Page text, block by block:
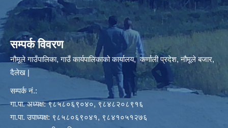
सम्पर्क विवरण
नौमूले गाउँपालिका, गाउँ कार्यपालिकाको कार्यालय, कर्णाली प्रदेश, नौमूले बजार,
दैलेख |
सम्पर्क नं.:
गा.पा. अध्यक्ष: ९८५८०६९०४०, ९८४८२०८९१६
गा.पा. उपाध्यक्ष: ९८५८०६९०४१, ९८४१०५१२७६